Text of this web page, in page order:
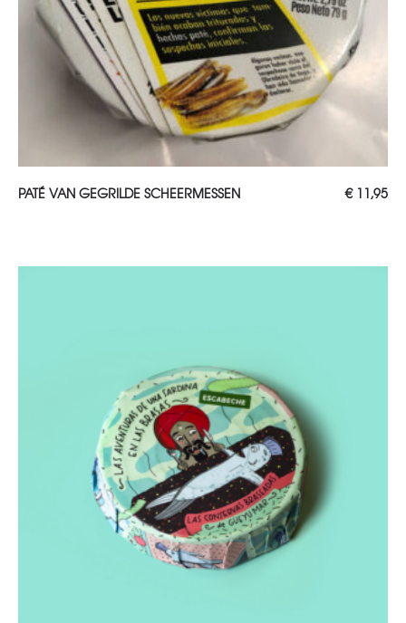
TOEVOEGEN AAN WINKELWAGEN
PATÉ VAN GEGRILDE SCHEERMESSEN €11,95